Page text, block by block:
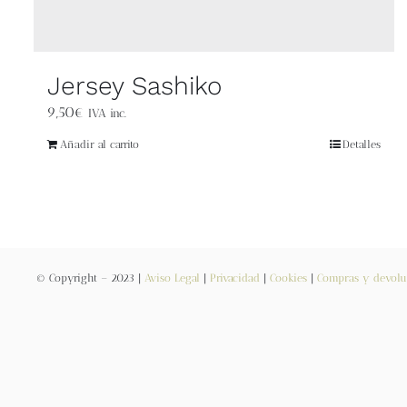
Jersey Sashiko
9,50€ IVA inc.
Añadir al carrito Detalles
© Copyright – 2023 | Aviso Legal Privacidad Cookies| Compras y